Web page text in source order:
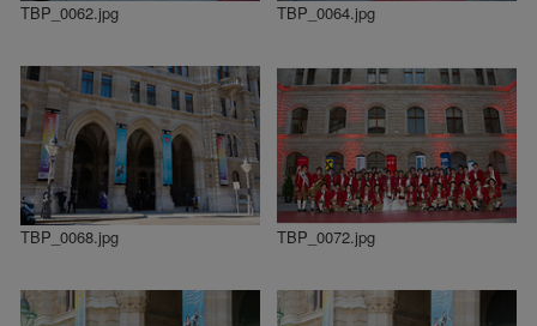
TBP_0062.jpg TBP_0064.jpg
TBP_0068.jpg TBP_0072.jpg